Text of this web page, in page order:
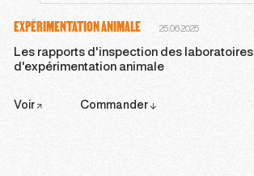
EXPÉRIMENTATION ANIMALE 25.06.2025
Les rapports d'inspection des laboratoires
d'expérimentation animale
Voir Commander